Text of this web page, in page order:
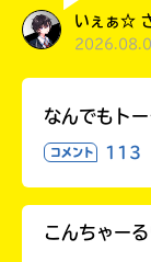
いぇぁ☆
なんでもト
コメント 113
こんちゃー